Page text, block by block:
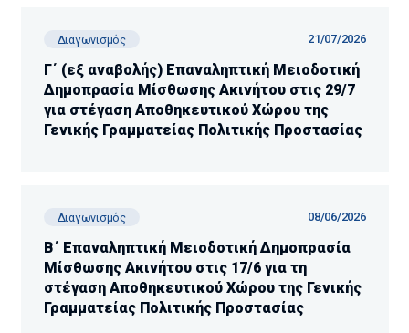
Διαγωνισμός 21/07/2026
Γ΄ (εξ αναβολής) Επαναληπτική Μειοδοτική
Δημοπρασία Μίσθωσης Ακινήτου στις 29/7
για στέγαση Αποθηκευτικού Χώρου της
Γενικής Γραμματείας Πολιτικής Προστασίας
Διαγωνισμός 08/06/2026
Β΄ Επαναληπτική Μειοδοτική Δημοπρασία
Μίσθωσης Ακινήτου στις 17/6 για τη
στέγαση Αποθηκευτικού Χώρου της Γενικής
Γραμματείας Πολιτικής Προστασίας